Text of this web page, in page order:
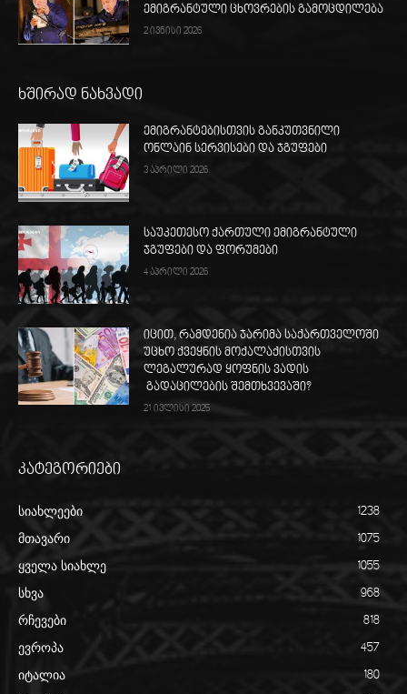
ემიგრანტული ცხოვრების გამოცდილება
2 ივნისი 2026
ხშირად ნახვადი
ემიგრანტებისთვის განკუთვნილი
ონლაინ სერვისები და ჯგუფები
3 აპრილი 2026
საუკეთესო ქართული ემიგრანტული
ჯგუფები და ფორუმები
4 აპრილი 2026
იცით, რამდენია ჯარიმა საქართველოში
უცხო ქვეყნის მოქალაქისთვის
ლეგალურად ყოფნის ვადის
გადაცილების შემთხვევაში?
21 ივლისი 2025
კატეგორიები
სიახლეები 1238
მთავარი 1075
ყველა სიახლე 1055
სხვა 968
რჩევები 818
ევროპა 457
იტალია 180